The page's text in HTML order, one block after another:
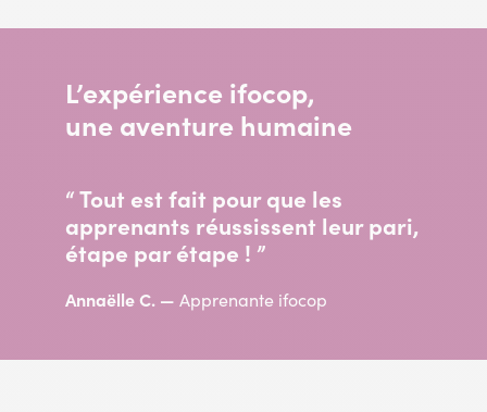
L’expérience ifocop,
une aventure humaine
“ Tout est fait pour que les
apprenants réussissent leur pari,
étape par étape ! ”
Annaëlle C. Apprenante ifocop